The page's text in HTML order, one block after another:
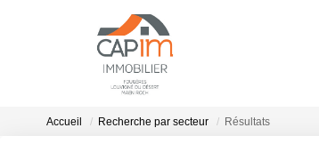
Accueil Recherche par secteur Résultats